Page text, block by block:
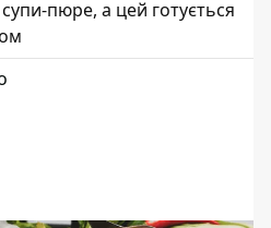
пюре, а цей готується